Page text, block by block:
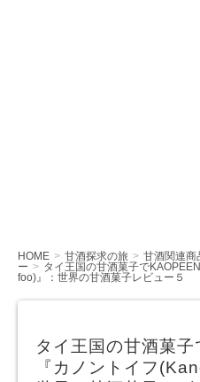
HOME 甘酒探求の旅 甘酒関連商
ー
タイ王国の甘酒菓子で
foo)』：世界の甘酒菓子レビュー５
タイ王国の甘酒菓
『カノントイフ